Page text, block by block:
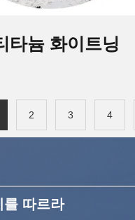
타늄 화이트닝
2 3 4
를 따르라